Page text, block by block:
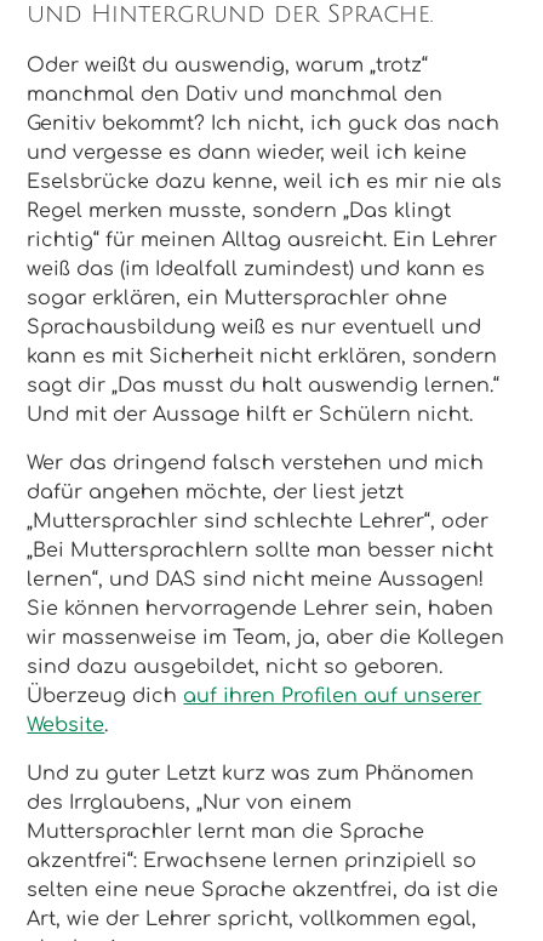
und Hintergrund der Sprache.
Oder weißt du auswendig, warum „trotz“
manchmal den Dativ und manchmal den
Genitiv bekommt? Ich nicht, ich guck das nach
und vergesse es dann wieder, weil ich keine
Eselsbrücke dazu kenne, weil ich es mir nie als
Regel merken musste, sondern „Das klingt
richtig“ für meinen Alltag ausreicht. Ein Lehrer
weiß das (im Idealfall zumindest) und kann es
sogar erklären, ein Muttersprachler ohne
Sprachausbildung weiß es nur eventuell und
kann es mit Sicherheit nicht erklären, sondern
sagt dir „Das musst du halt auswendig lernen.“
Und mit der Aussage hilft er Schülern nicht.
Wer das dringend falsch verstehen und mich
dafür angehen möchte, der liest jetzt
„Muttersprachler sind schlechte Lehrer“, oder
„Bei Muttersprachlern sollte man besser nicht
lernen“, und DAS sind nicht meine Aussagen!
Sie können hervorragende Lehrer sein, haben
wir massenweise im Team, ja, aber die Kollegen
sind dazu ausgebildet, nicht so geboren.
Überzeug dich auf ihren Profilen auf unserer
Website.
Und zu guter Letzt kurz was zum Phänomen
des Irrglaubens, „Nur von einem
Muttersprachler lernt man die Sprache
akzentfrei“: Erwachsene lernen prinzipiell so
selten eine neue Sprache akzentfrei, da ist die
Art, wie der Lehrer spricht, vollkommen egal,